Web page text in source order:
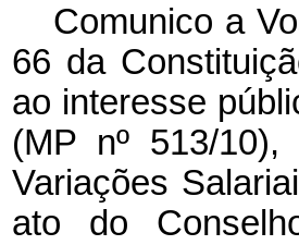
Comunico a
66 da
ao interesse
(MP nº 513/
Variações
ato do